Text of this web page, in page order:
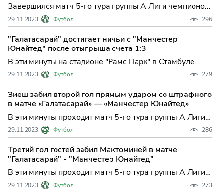
Завершился матч 5-го тура группы А Лиги чемпионов
между стамбульским «Галатасараем» и английским
«Манчестер Юнайтед». Игра прошла на стадионе
«Рамс Парк» в Стамбуле (Турция).
29.11.2023 Футбол 296
"Галатасарай" достигает ничьи с "Манчестер
Юнайтед" после отыгрыша счета 1:3
В эти минуты на стадионе "Рамс Парк" в Стамбуле
(Турция) проходит матч 5-го тура группы А Лиги
чемпионов между стамбульским "Галатасараем" и
английским "Манчестер Юнайтед".
29.11.2023 Футбол 279
Зиеш забил второй гол прямым ударом со штрафного
в матче «Галатасарай» — «Манчестер Юнайтед»
В эти минуты проходит матч 5-го тура группы А Лиги
чемпионов между стамбульским «Галатасараем» и
английским «Манчестер Юнайтед». Игра проводится
на стадионе «Рамс Парк» в Стамбуле (Турция).
29.11.2023 Футбол 286
Третий гол гостей забил Мактоминей в матче
"Галатасарай" - "Манчестер Юнайтед"
В эти минуты проходит матч 5-го тура группы А Лиги
чемпионов между стамбульским «Галатасараем» и
29.11.2023 Футбол 273